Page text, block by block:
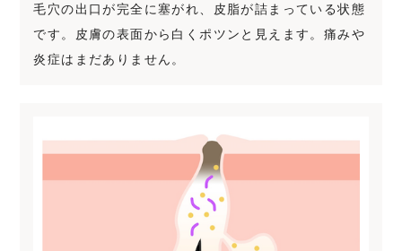
毛穴の出口が完全に塞がれ、皮脂が詰まっている状態
です。皮膚の表面から白くポツンと見えます。痛みや
炎症はまだありません。